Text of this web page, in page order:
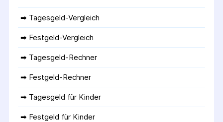
➡ Tagesgeld-Vergleich
➡ Festgeld-Vergleich
➡ Tagesgeld-Rechner
➡ Festgeld-Rechner
➡ Tagesgeld für Kinder
➡ Festgeld für Kinder